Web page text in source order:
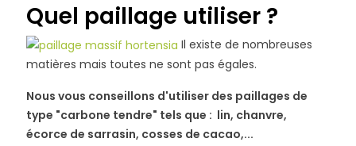
Quel paillage utiliser ?
Il existe de nombreuses
matières mais toutes ne sont pas égales.
Nous vous conseillons d'utiliser des paillages de
type "carbone tendre" tels que : lin, chanvre,
écorce de sarrasin, cosses de cacao,...